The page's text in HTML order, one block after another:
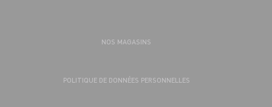
NOS MAGASINS
POLITIQUE DE DONNÉES PERSONNELLES